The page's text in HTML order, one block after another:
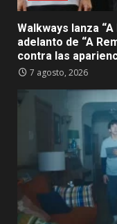
Walkways lanza
adelanto de “A
contra las
7 agosto, 2026